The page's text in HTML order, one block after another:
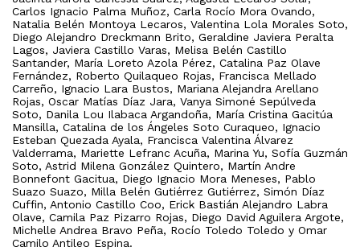
Carlos Ignacio Palma Muñoz, Carla Rocío Mora Ovando,
Natalia Belén Montoya Lecaros, Valentina Lola Morales Soto,
Diego Alejandro Dreckmann Brito, Geraldine Javiera Peralta
Lagos, Javiera Castillo Varas, Melisa Belén Castillo
Santander, María Loreto Azola Pérez, Catalina Paz Olave
Fernández, Roberto Quilaqueo Rojas, Francisca Mellado
Carreño, Ignacio Lara Bustos, Mariana Alejandra Arellano
Rojas, Oscar Matías Díaz Jara, Vanya Simoné Sepúlveda
Soto, Danila Lou Ilabaca Argandoña, María Cristina Gacitúa
Mansilla, Catalina de los Ángeles Soto Curaqueo, Ignacio
Esteban Quezada Ayala, Francisca Valentina Álvarez
Valderrama, Mariette Lefranc Acuña, Marina Yu, Sofía Guzmán
Soto, Astrid Milena González Quintero, Martín Andre
Bonnefont Gacitua, Diego Ignacio Mora Meneses, Pablo
Suazo Suazo, Milla Belén Gutiérrez Gutiérrez, Simón Díaz
Cuffin, Antonio Castillo Coo, Erick Bastián Alejandro Labra
Olave, Camila Paz Pizarro Rojas, Diego David Aguilera Argote,
Michelle Andrea Bravo Peña, Rocío Toledo Toledo y Omar
Camilo Antileo Espina.